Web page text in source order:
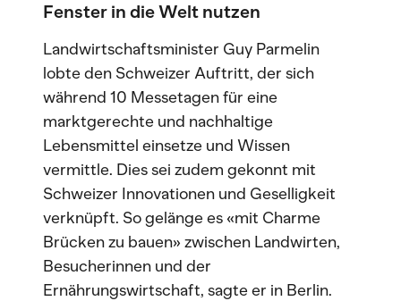
Fenster in die Welt nutzen
Landwirtschaftsminister Guy Parmelin
lobte den Schweizer Auftritt, der sich
während 10 Messetagen für eine
marktgerechte und nachhaltige
Lebensmittel einsetze und Wissen
vermittle. Dies sei zudem gekonnt mit
Schweizer Innovationen und Geselligkeit
verknüpft. So gelänge es «mit Charme
Brücken zu bauen» zwischen Landwirten,
Besucherinnen und der
Ernährungswirtschaft, sagte er in Berlin.